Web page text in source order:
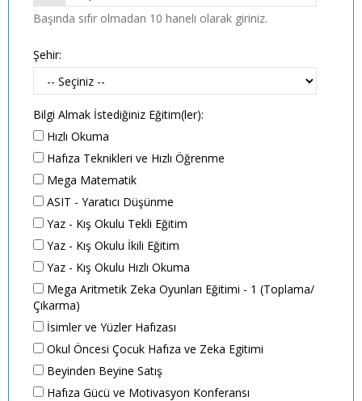
Başında sıfır olmadan 10 haneli olarak giriniz.
Şehir:
Bilgi Almak İstediğiniz Eğitim(ler):
Hızlı Okuma
Hafıza Teknikleri ve Hızlı Öğrenme
Mega Matematik
ASIT - Yaratıcı Düşünme
Yaz - Kış Okulu Tekli Eğitim
Yaz - Kış Okulu İkili Eğitim
Yaz - Kış Okulu Hızlı Okuma
Mega Aritmetik Zeka Oyunları Eğitimi - 1 (Toplama/
Çıkarma)
İsimler ve Yüzler Hafızası
Okul Öncesi Çocuk Hafıza ve Zeka Egitimi
Beyinden Beyine Satış
Hafıza Gücü ve Motivasyon Konferansı